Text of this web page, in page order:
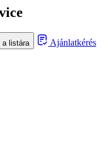
a listára Ajánlatkérés